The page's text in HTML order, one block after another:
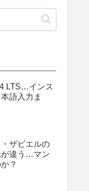
LTS…インス
語入力ま
ザビエルの
が違う…マン
？